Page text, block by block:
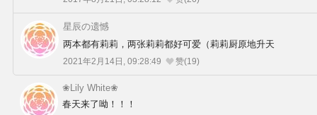
星辰の遗憾
两本都有莉莉，两张莉莉都好可爱（莉莉厨原地升天
2021年2月14日, 09:28:49 赞(19)
❀Lily White❀
春天来了呦！！！